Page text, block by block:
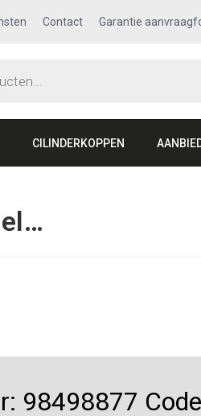
Contact Garantie
CILINDERKOPPEN
98498877